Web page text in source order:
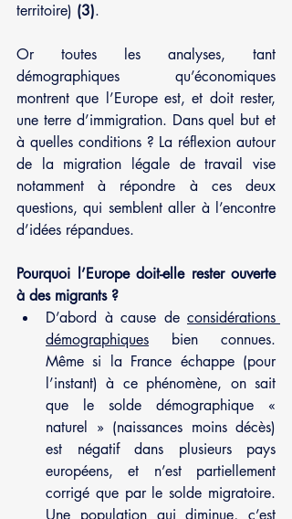
territoire) (3).
Or toutes les analyses, tant
démographiques qu’économiques
montrent que l’Europe est, et doit rester,
une terre d’immigration. Dans quel but et
à quelles conditions ? La réflexion autour
de la migration légale de travail vise
notamment à répondre à ces deux
questions, qui semblent aller à l’encontre
d’idées répandues.
Pourquoi l’Europe doit-elle rester ouverte
à des migrants ?
D’abord à cause de considérations
démographiques bien connues.
Même si la France échappe (pour
l’instant) à ce phénomène, on sait
que le solde démographique «
naturel » (naissances moins décès)
est négatif dans plusieurs pays
européens, et n’est partiellement
corrigé que par le solde migratoire.
Une population qui diminue, c’est